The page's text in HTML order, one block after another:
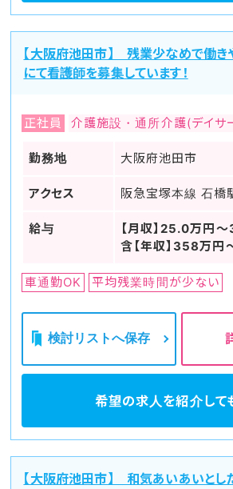
【大阪府池田市】 残業少なめで働
にて看護師を募集しています！
正社員 介護施設・通所介護(デイサ
勤務地 大阪府池田市
アクセス 阪急宝塚本線 石橋
給与
【月収】25.0万円
含【年収】358万
車通勤OK 平均残業時間が少ない
検討リストへ保存
希望の求人を紹介して
【大阪府池田市】 和気あいあいとし